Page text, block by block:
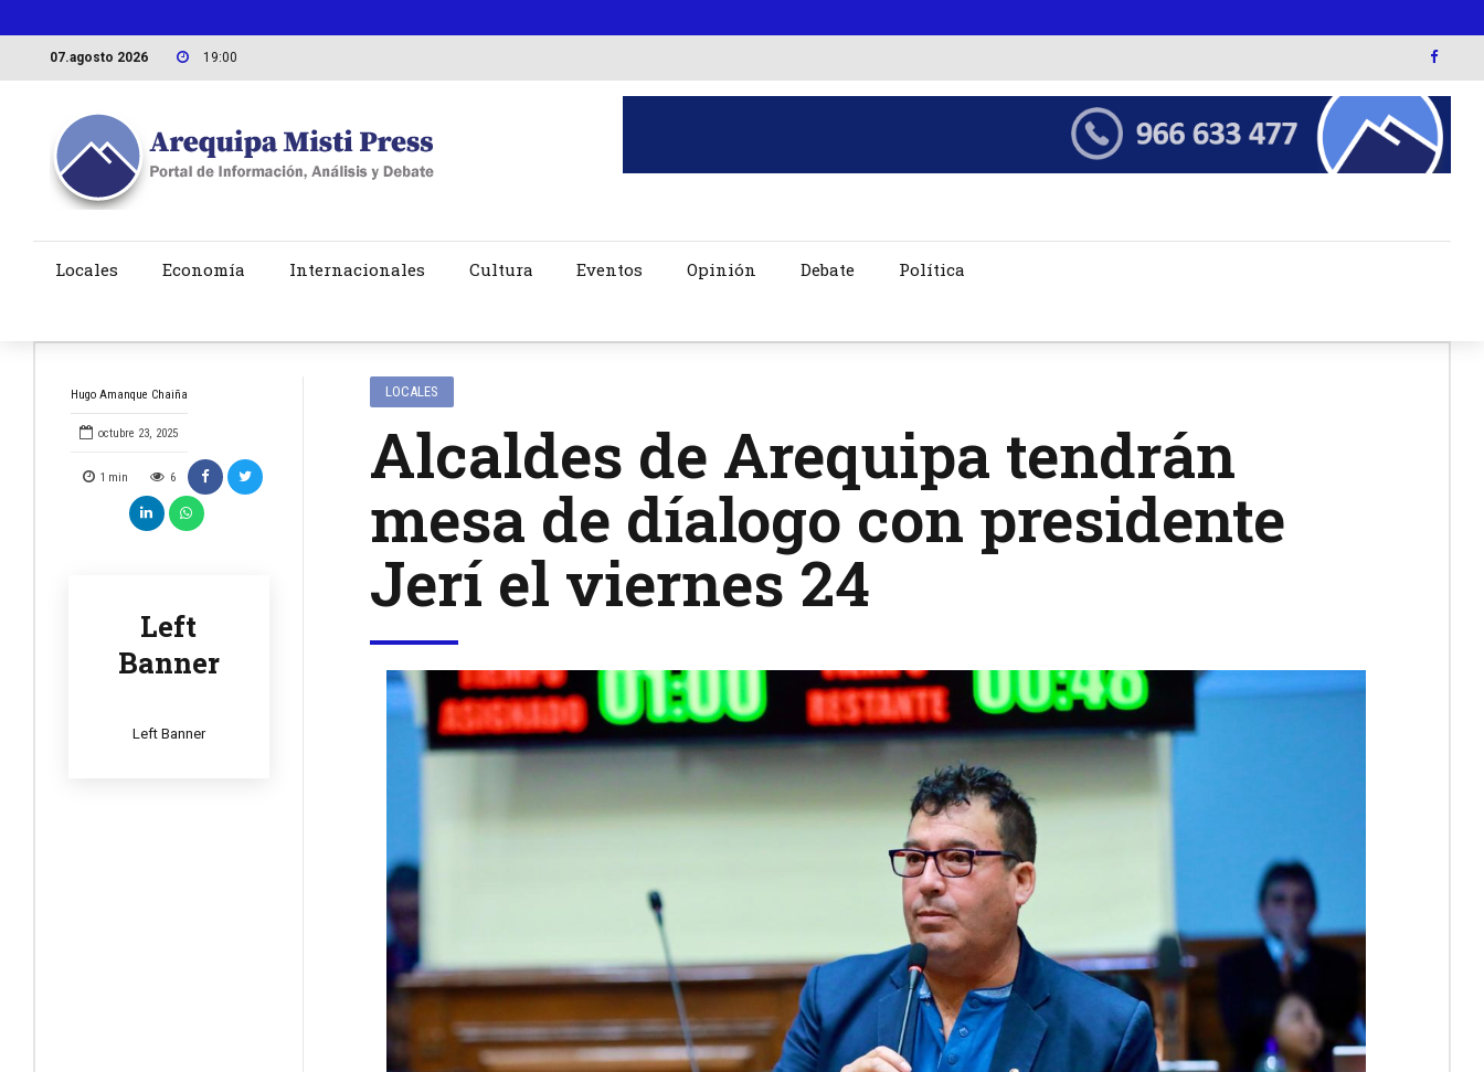
07.agosto 2026 19:00
Locales Economía Internacionales Cultura Eventos Opinión Debate Política
Hugo Amanque Chaiña
octubre 23, 2025
1 min 6
Left
Banner
Left Banner
LOCALES
Alcaldes de Arequipa tendrán
mesa de díalogo con presidente
Jerí el viernes 24